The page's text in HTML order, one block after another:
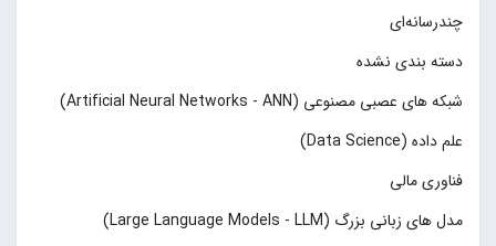
چند‌‌رسانه‌ای
دسته بندی نشده
شبکه های عصبی مصنوعی (Artificial Neural Networks - ANN)
علم داده (Data Science)
فناوری مالی
مدل های زبانی بزرگ (Large Language Models - LLM)